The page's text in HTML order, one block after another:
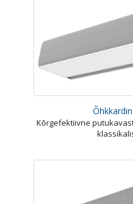
Kõrgefektiivne